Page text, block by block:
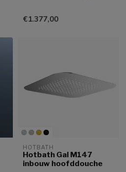
€1.377,00
HOTBATH
Hotbath Gal M147
inbouw hoofddouche